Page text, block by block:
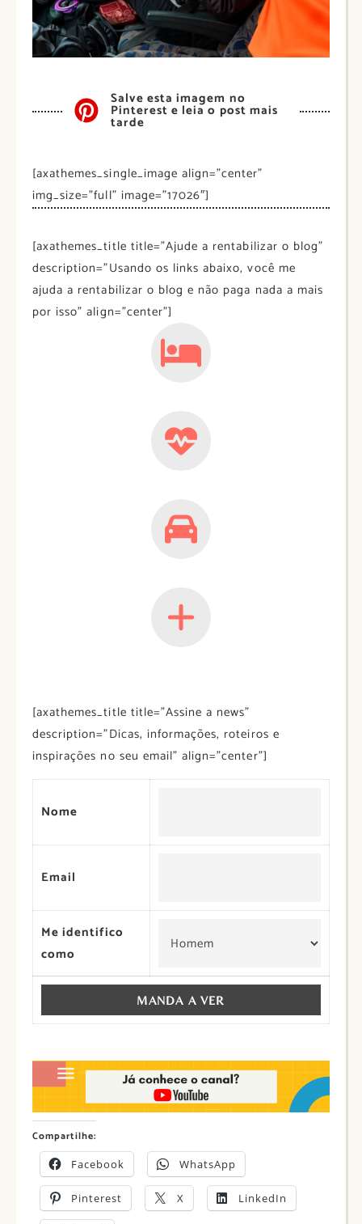
Salve esta imagem no
Pinterest e leia o post mais
tarde
[axathemes_single_image align=”center”
img_size=”full” image=”17026″]
[axathemes_title title=”Ajude a rentabilizar o blog”
description=”Usando os links abaixo, você me
ajuda a rentabilizar o blog e não paga nada a mais
por isso” align=”center”]
[axathemes_title title=”Assine a news”
description=”Dicas, informações, roteiros e
inspirações no seu email” align=”center”]
Nome
Email
Me identifico
como
Compartilhe:
Facebook WhatsApp
Pinterest X LinkedIn